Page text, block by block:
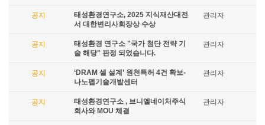
공지
태성환경연구소, 2025 지식재산대전
서 대한변리사회장상 수상
관리자
공지
태성환경 연구소 "국가 첨단 전략 기
술 해당" 판정 되었습니다.
관리자
공지
‘DRAM 셀 설계’ 원천특허 4건 확보-
나노팹기술개발센터
관리자
공지
태성환경연구소 , 브니엘네이처주식
회사와 MOU 체결
관리자